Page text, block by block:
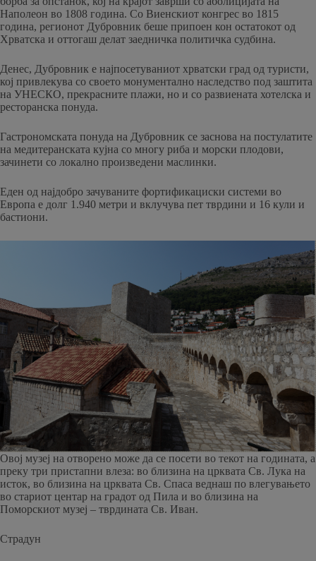
Наполеон во 1808 година. Со Виенскиот конгрес во 1815
година, регионот Дубровник беше припоен кон остатокот од
Хрватска и оттогаш делат заедничка политичка судбина.
Денес, Дубровник е најпосетуваниот хрватски град од туристи,
кој привлекува со своето монументално наследство под заштита
на УНЕСКО, прекрасните плажи, но и со развиената хотелска и
ресторанска понуда.
Гастрономската понуда на Дубровник се заснова на постулатите
на медитеранската кујна со многу риба и морски плодови,
зачинети со локално произведени маслинки.
Еден од најдобро зачуваните фортификациски системи во
Европа е долг 1.940 метри и вклучува пет тврдини и 16 кули и
бастиони.
Овој музеј на отворено може да се посети во текот на годината, а
преку три пристапни влеза: во близина на црквата Св. Лука на
исток, во близина на црквата Св. Спаса веднаш по влегувањето
во стариот центар на градот од Пила и во близина на
Поморскиот музеј – тврдината Св. Иван.
Страдун